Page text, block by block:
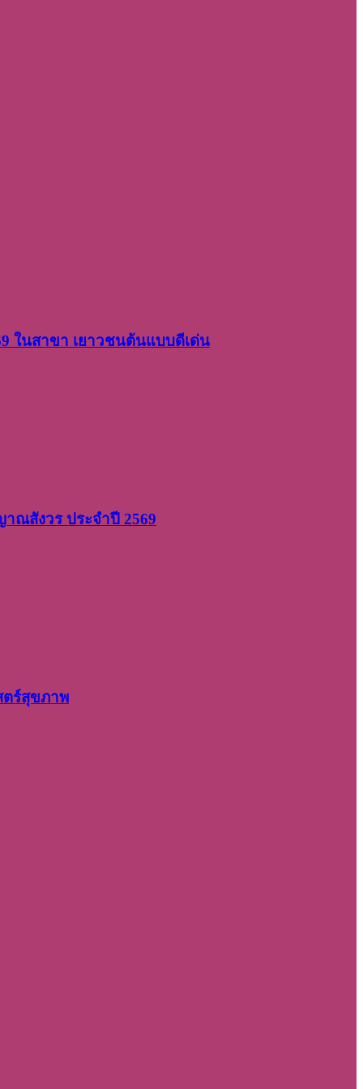
ในสาขา เยาวชนต้นแบบดีเด่น
ณสังวร ประจำปี 2569
ตร์สุขภาพ